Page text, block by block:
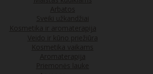
Arbatos
Sveiki užkandžiai
Kosmetika ir aromaterapija
Veido ir kūno priežiūra
Kosmetika vaikams
Aromaterapija
Priemonės lauke